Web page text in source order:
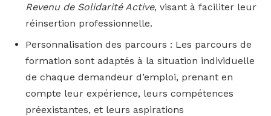
Revenu de Solidarité Active, visant à faciliter leur
réinsertion professionnelle.
Personnalisation des parcours : Les parcours de
formation sont adaptés à la situation individuelle
de chaque demandeur d’emploi, prenant en
compte leur expérience, leurs compétences
préexistantes, et leurs aspirations